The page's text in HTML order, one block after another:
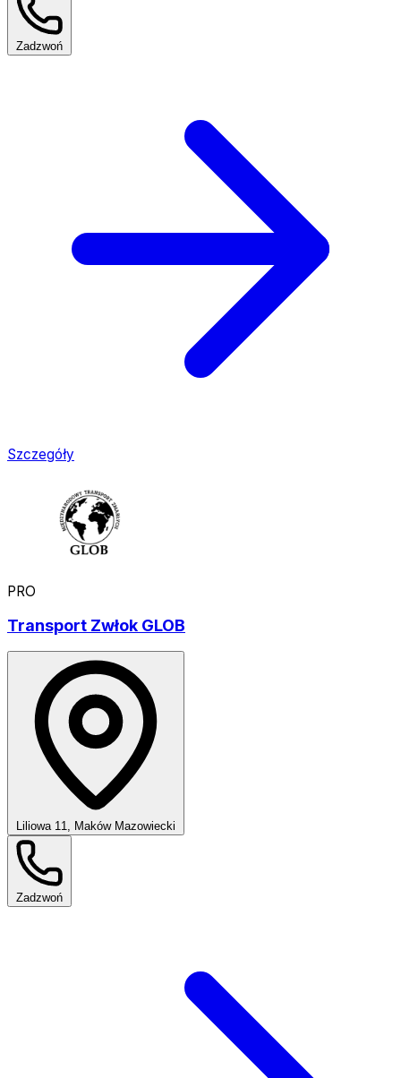
Zadzwoń
Szczegóły
PRO
Transport Zwłok GLOB
Liliowa 11, Maków Mazowiecki
Zadzwoń